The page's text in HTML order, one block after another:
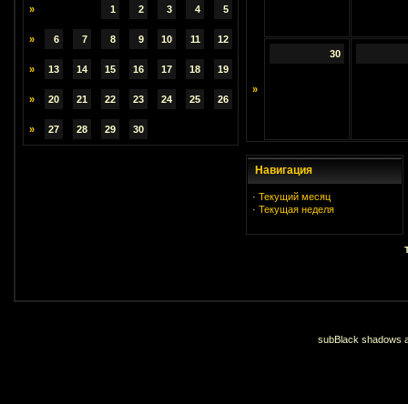
» 1 2 3 4 5
» 6 7 8 9 10 11 12
» 13 14 15 16 17 18 19
» 20 21 22 23 24 25 26
» 27 28 29 30
»
30
Навигация
· Текущий месяц
· Текущая неделя
subBlack shadows